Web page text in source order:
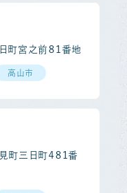
宮之前８１番地
高山市
三日町４８１番